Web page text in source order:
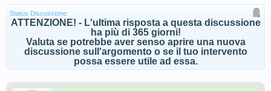
Status Discussione:
ATTENZIONE! - L'ultima risposta a questa discussione
ha più di 365 giorni!
Valuta se potrebbe aver senso aprire una nuova
discussione sull'argomento o se il tuo intervento
possa essere utile ad essa.